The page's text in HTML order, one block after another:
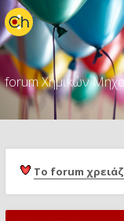
forum Χημικών
Το forum